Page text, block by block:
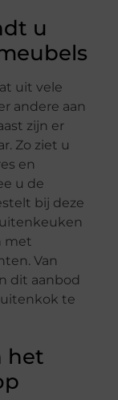
u
uit vele
andere aan
zijn er
Zo ziet u
en
u de
bij deze
met
Van
dit aanbod
te
het